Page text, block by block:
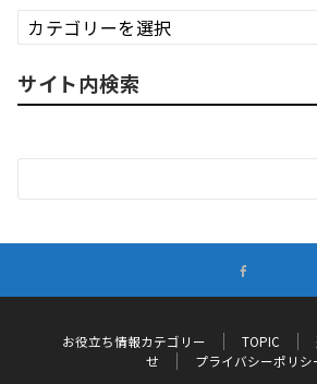
カ
テ
リ
ー
お
立
サイト内検索
お役立ち情報カテゴリー TOPIC
せ
プライバシーポリシ